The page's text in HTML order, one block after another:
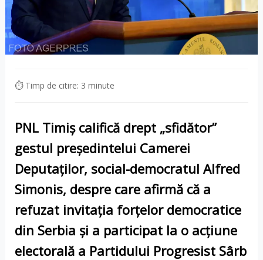
⏱ Timp de citire: 3 minute
PNL Timiş califică drept „sfidător”
gestul preşedintelui Camerei
Deputaţilor, social-democratul Alfred
Simonis, despre care afirmă că a
refuzat invitaţia forţelor democratice
din Serbia şi a participat la o acţiune
electorală a Partidului Progresist Sârb